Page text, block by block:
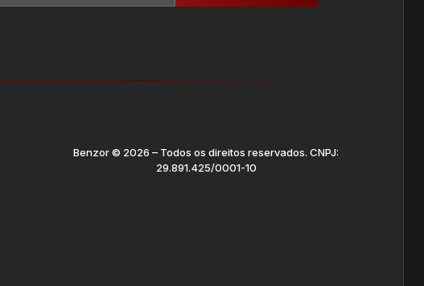
Benzor © 2026 – Todos os direitos reservados. CNPJ:
29.891.425/0001-10